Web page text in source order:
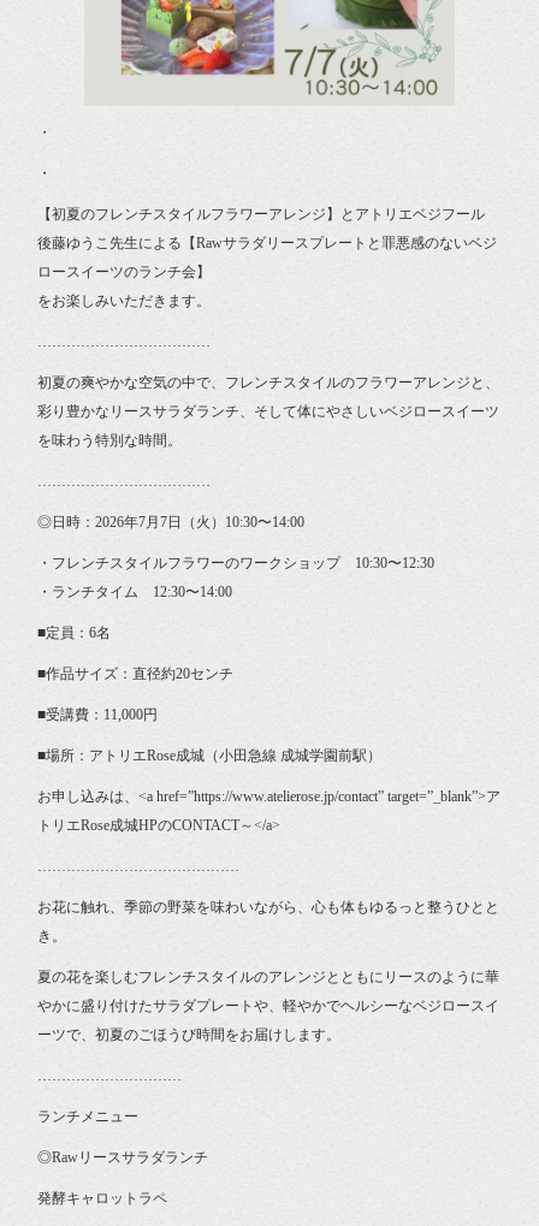
・
・
【初夏のフレンチスタイルフラワーアレンジ】とアトリエベジフール
後藤ゆうこ先生による【Rawサラダリースプレートと罪悪感のないベジ
ロースイーツのランチ会】
⁡をお楽しみいただきます。
初夏の爽やかな空気の中で、フレンチスタイルのフラワーアレンジと、
彩り豊かなリースサラダランチ、そして体にやさしいベジロースイーツ
を味わう特別な時間。
◎日時：2026年7月7日（火）10:30〜14:00
・フレンチスタイルフラワーのワークショップ 10:30〜12:30
・ランチタイム 12:30〜14:00
■定員：6名
■作品サイズ：直径約20センチ
■受講費：11,000円
■場所：アトリエRose成城（小田急線 成城学園前駅）
⁡お申し込みは、<a href=”https://www.atelierose.jp/contact” target=”_blank”>ア
トリエRose成城HPのCONTACT～</a>
⁡お花に触れ、季節の野菜を味わいながら、心も体もゆるっと整うひとと
き。
⁡夏の花を楽しむフレンチスタイルのアレンジとともにリースのように華
やかに盛り付けたサラダプレートや、軽やかでヘルシーなベジロースイ
ーツで、初夏のごほうび時間をお届けします。
ランチメニュー
◎Rawリースサラダランチ
発酵キャロットラペ